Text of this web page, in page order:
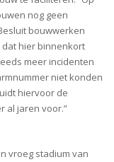
nog geen
bouwwerken
dat hier binnenkort
meer incidenten
niet konden
hiervoor de
al jaren voor.”
vroeg stadium van